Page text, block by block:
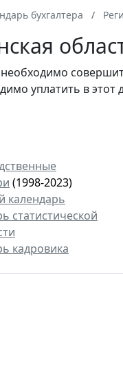
бухгалтера
необходимо
уплатить в
(1998-2023)
календарь
статистической
кадровика